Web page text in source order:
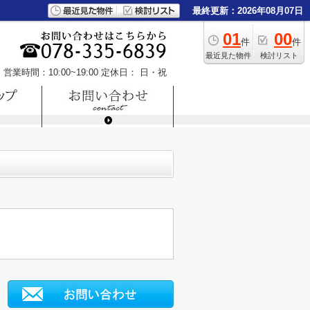
最終更新：2026年08月07日
01件
最近見た物件
00件
検討リスト
営業時間：10:00~19:00 定休日： 日・祝